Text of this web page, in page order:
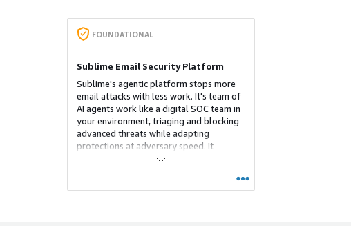
FOUNDATIONAL
Sublime Email Security Platform
Sublime's agentic platform stops more
email attacks with less work. It's team of
AI agents work like a digital SOC team in
your environment, triaging and blocking
advanced threats while adapting
protections at adversary speed. It
provides full transparency and
automation by default, with control on
demand for advanced teams, eliminating